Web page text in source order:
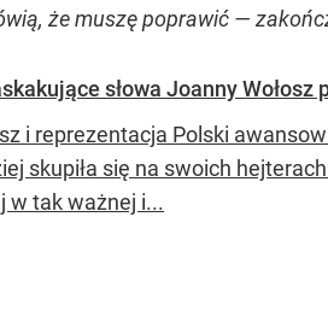
że muszę poprawić —
słowa Joanny
i reprezentacja Polski
skupiła się na swoich
w tak ważnej i...